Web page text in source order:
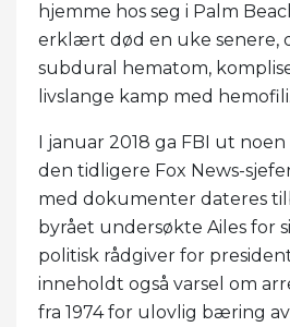
hjemme hos seg i Palm
erklært død en uke senere,
subdural hematom,
livslange kamp med hemofili.
I januar 2018 ga FBI ut
den tidligere Fox News-
med dokumenter dateres
byrået undersøkte Ailes for
politisk rådgiver for
inneholdt også varsel om
fra 1974 for ulovlig bæring